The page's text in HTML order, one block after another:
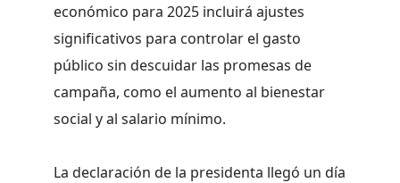
económico para 2025 incluirá ajustes
significativos para controlar el gasto
público sin descuidar las promesas de
campaña, como el aumento al bienestar
social y al salario mínimo.
La declaración de la presidenta llegó un día